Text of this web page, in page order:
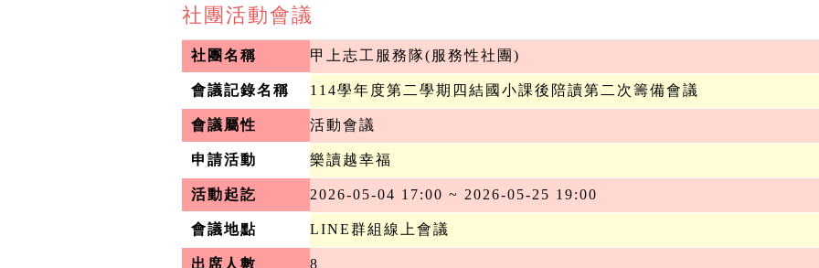
社團活動會議
社團名稱 甲上志工服務隊(服務性社團)
會議記錄名稱 114學年度第二學期四結國小課後陪讀第二次籌備會議
會議屬性 活動會議
申請活動 樂讀越幸福
活動起訖 2026-05-04 17:00 ~ 2026-05-25 19:00
會議地點 LINE群組線上會議
出席人數 8